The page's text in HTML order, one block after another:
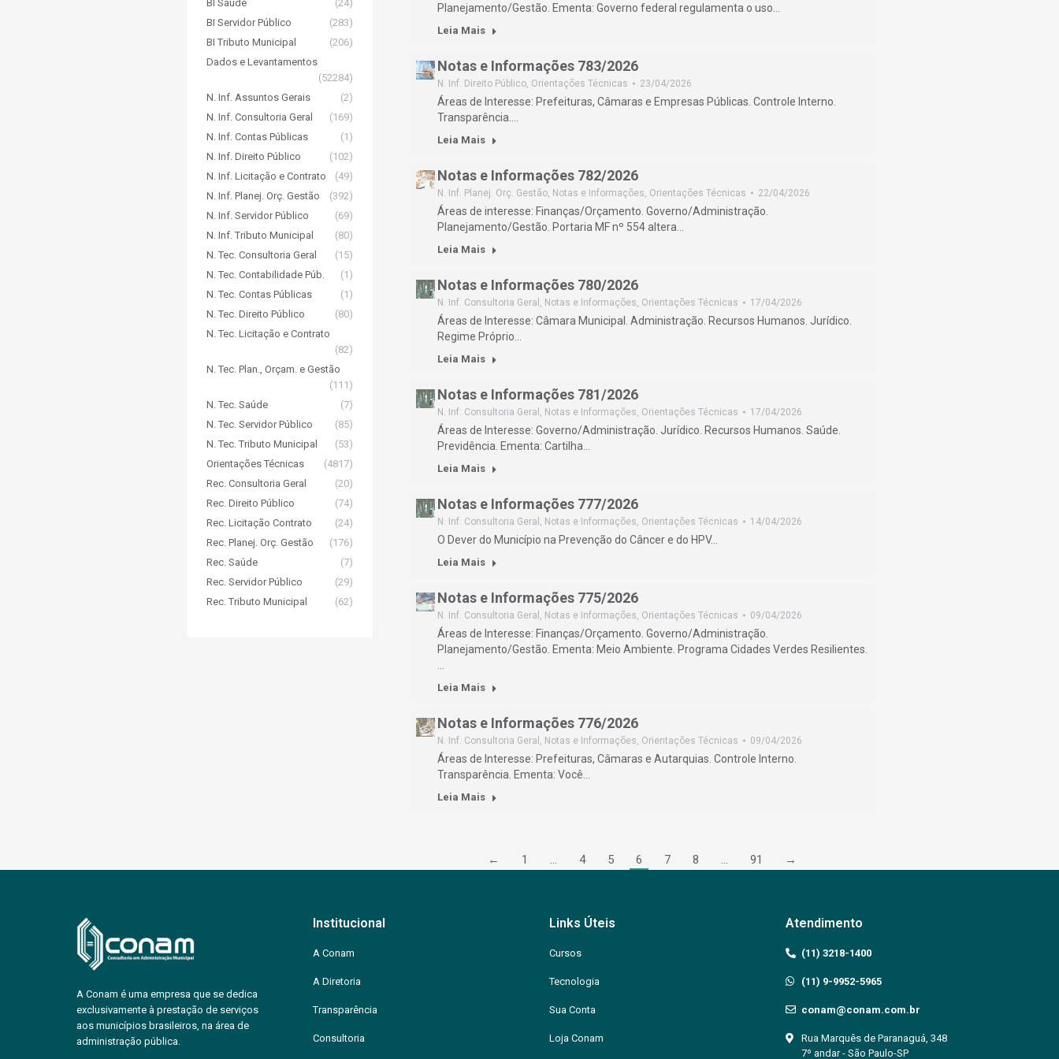
Planejamento/Gestão. Ementa: Governo federal regulamenta o uso…
Leia Mais
Notas e Informações 783/2026
N. Inf. Direito Público, Orientações Técnicas 23/04/2026
Áreas de Interesse: Prefeituras, Câmaras e Empresas Públicas. Controle Interno.
Transparência.…
Leia Mais
Notas e Informações 782/2026
N. Inf. Planej. Orç. Gestão, Notas e Informações, Orientações Técnicas 22/04/2026
Áreas de interesse: Finanças/Orçamento. Governo/Administração.
Planejamento/Gestão. Portaria MF nº 554 altera…
Leia Mais
Notas e Informações 780/2026
N. Inf. Consultoria Geral , Notas e Informações, Orientações Técnicas 17/04/2026
Áreas de Interesse: Câmara Municipal. Administração. Recursos Humanos. Jurídico.
Regime Próprio…
Leia Mais
Notas e Informações 781/2026
N. Inf. Consultoria Geral , Notas e Informações, Orientações Técnicas 17/04/2026
Áreas de Interesse: Governo/Administração. Jurídico. Recursos Humanos. Saúde.
Previdência. Ementa: Cartilha…
Leia Mais
Notas e Informações 777/2026
N. Inf. Consultoria Geral , Notas e Informações, Orientações Técnicas 14/04/2026
O Dever do Município na Prevenção do Câncer e do HPV…
Leia Mais
Notas e Informações 775/2026
N. Inf. Consultoria Geral , Notas e Informações, Orientações Técnicas 09/04/2026
Áreas de Interesse: Finanças/Orçamento. Governo/Administração.
Planejamento/Gestão. Ementa: Meio Ambiente. Programa Cidades Verdes Resilientes.
Leia Mais
Notas e Informações 776/2026
N. Inf. Consultoria Geral , Notas e Informações, Orientações Técnicas 09/04/2026
Áreas de Interesse: Prefeituras, Câmaras e Autarquias. Controle Interno.
Transparência. Ementa: Você…
Leia Mais
← 1 … 4 5 6 7 8 … 91 →
BI Saúde
(24)
BI Servidor Público
(283)
BI Tributo Municipal
(206)
Dados e Levantamentos
(52284)
N. Inf. Assuntos Gerais
(2)
N. Inf. Consultoria Geral
(169)
N. Inf. Contas Públicas
(1)
N. Inf. Direito Público
(102)
N. Inf. Licitação e Contrato
(49)
N. Inf. Planej. Orç. Gestão
(392)
N. Inf. Servidor Público
(69)
N. Inf. Tributo Municipal
(80)
N. Tec. Consultoria Geral
(15)
N. Tec. Contabilidade Púb.
(1)
N. Tec. Contas Públicas
(1)
N. Tec. Direito Público
(80)
N. Tec. Licitação e Contrato
(82)
N. Tec. Plan., Orçam. e Gestão
(111)
N. Tec. Saúde
(7)
N. Tec. Servidor Público
(85)
N. Tec. Tributo Municipal
(53)
Orientações Técnicas
(4817)
Rec. Consultoria Geral
(20)
Rec. Direito Público
(74)
Rec. Licitação Contrato
(24)
Rec. Planej. Orç. Gestão
(176)
Rec. Saúde
(7)
Rec. Servidor Público
(29)
Rec. Tributo Municipal
(62)
A Conam é uma empresa que se dedica
exclusivamente à prestação de serviços
aos municípios brasileiros, na área de
administração pública.
Institucional
A Conam
A Diretoria
Transparência
Consultoria
Links Úteis
Cursos
Tecnologia
Sua Conta
Loja Conam
Atendimento
(11) 3218-1400
(11) 9-9952-5965
conam@conam.com.br
Rua Marquês de Paranaguá, 348
7º andar - São Paulo-SP